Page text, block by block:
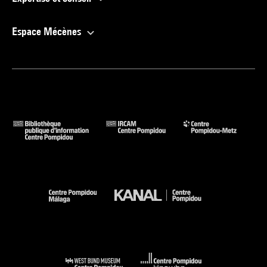
Voir la notice sur le portail de la Bibliothèque Kandinsky
Espace Mécènes